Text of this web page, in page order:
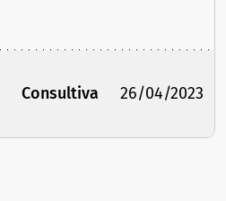
Consultiva 26/04/2023